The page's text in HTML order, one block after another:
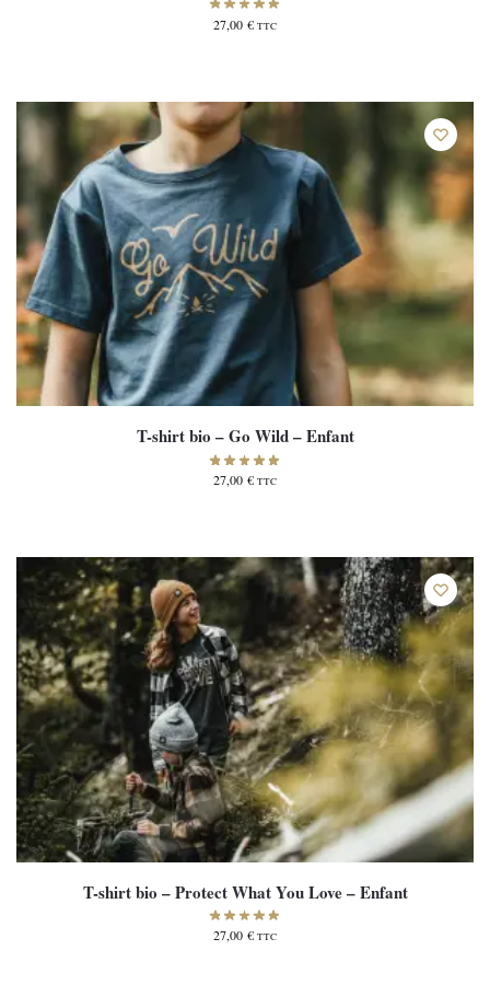
27,00 € TTC
T-shirt bio – Go Wild – Enfant
27,00 € TTC
T-shirt bio – Protect What You Love – Enfant
27,00 € TTC